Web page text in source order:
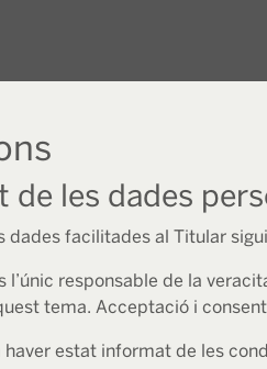
de les dades
dades facilitades al Titular
l’únic responsable de la
tema. Acceptació i
haver estat informat de les